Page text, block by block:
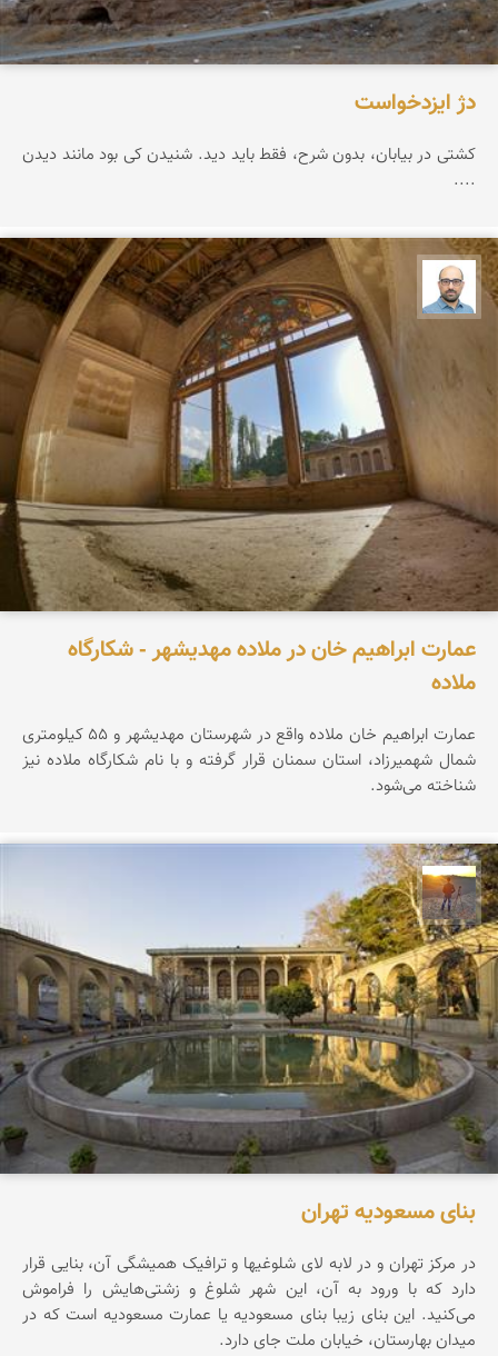
دژ ایزدخواست
کشتی در بیابان، بدون شرح، فقط باید دید. شنیدن کی بود مانند دیدن
....
بابک ارجمندی
عمارت ابراهیم خان در ملاده مهدیشهر - شکارگاه
ملاده
عمارت ابراهیم خان ملاده واقع در شهرستان مهدیشهر و ۵۵ کیلومتری
شمال شهمیرزاد، استان سمنان قرار گرفته و با نام شکارگاه ملاده نیز
شناخته می‌شود.
مهدی مخلصیان
بنای مسعودیه تهران
در مرکز تهران و در لابه لای شلوغیها و ترافیک همیشگی آن، بنایی قرار
دارد که با ورود به آن، این شهر شلوغ و زشتی‌هایش را فراموش
می‌کنید. این بنای زیبا بنای مسعودیه یا عمارت مسعودیه است که در
میدان بهارستان، خیابان ملت جای دارد.